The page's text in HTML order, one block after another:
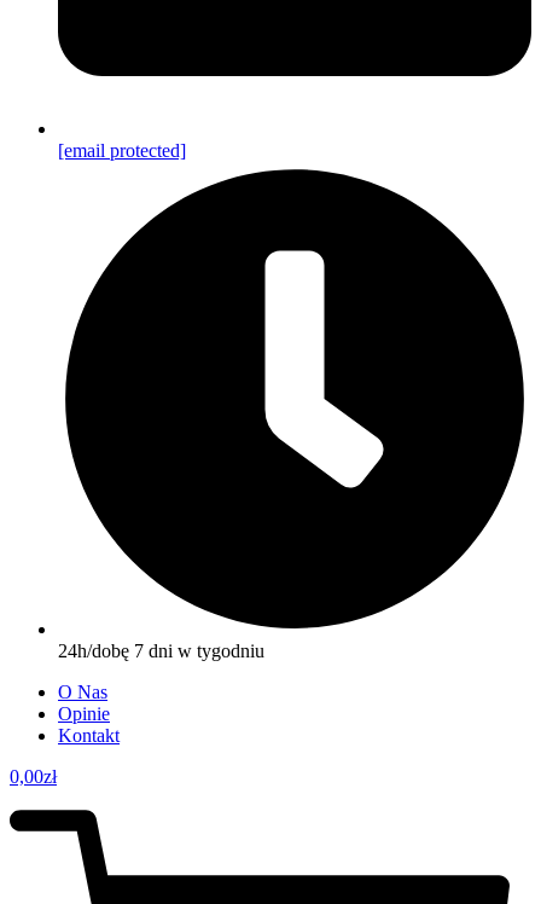
[email protected]
24h/dobę 7 dni w tygodniu
O Nas
Opinie
Kontakt
0,00zł